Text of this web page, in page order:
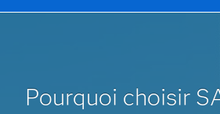
Pourquoi choisir